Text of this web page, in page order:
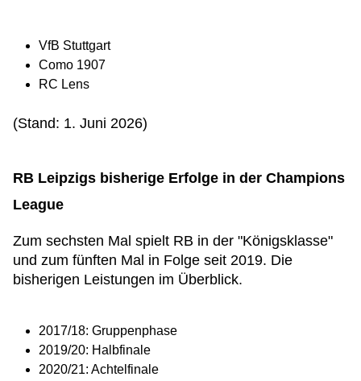
VfB Stuttgart
Como 1907
RC Lens
(Stand: 1. Juni 2026)
RB Leipzigs bisherige Erfolge in der Champions
League
Zum sechsten Mal spielt RB in der "Königsklasse"
und zum fünften Mal in Folge seit 2019. Die
bisherigen Leistungen im Überblick.
2017/18: Gruppenphase
2019/20: Halbfinale
2020/21: Achtelfinale